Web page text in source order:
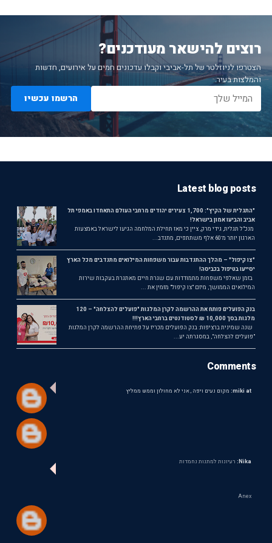
רוצים להישאר מעודכנים?
הצטרפו לניוזלטר של תל-אביבי וקבלו עדכונים חמים על אירועים, חדשות
והמלצות בעיר.
הרשמו עכשיו
Latest blog posts
"התגלית של הקיץ": 1,700 צעירים יהודים מרחבי העולם התאחדו באמפי תל
אביב והביעו אמון בישראל!
מנכ"ל תגלית, גידי מרק, ציין כי מאז תחילת המלחמה הגיעו לישראל באמצעות
הארגון יותר מ־60 אלף משתתפים, מתנדב...
"צו קיפול" – מהלך ההתנדבות עבור משפחות המילואים מתנדבים מכל הארץ
יסייעו בטיפול בכביסה!
בזמן שאלפי משפחות מתמודדות עם שגרת חיים מאתגרת בעקבות שירות
המילואים הממושך, מיזם "צו קיפול" מזמין את ...
בנק הפועלים פותח את ההרשמה לקרן המלגות "פועלים להצלחה" – 120
מלגות בסך 10,000 ₪ לסטודנטים ברחבי הארץ!!!
שנה שמינית ברציפות: בנק הפועלים מכריז על פתיחת ההרשמה לקרן המלגות
"פועלים להצלחה", במסגרתה יע...
Comments
miki at: מקום נעים ויפה , אני לא מחולון וממש ממליץ
Nika: רעיונות למתנות נחמדות
Anex